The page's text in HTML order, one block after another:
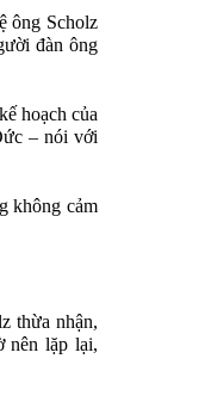
ông Scholz
đàn ông
hoạch của
– nói với
không cảm
thừa nhận,
nên lặp lại,